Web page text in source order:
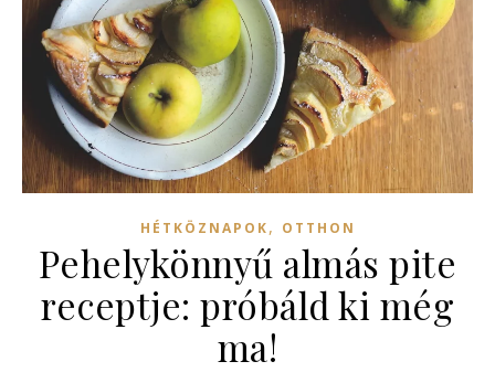
HÉTKÖZNAPOK, OTTHON
Pehelykönnyű almás pite
receptje: próbáld ki még
ma!